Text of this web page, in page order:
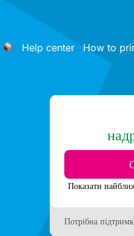
Help center How to
Потрібна